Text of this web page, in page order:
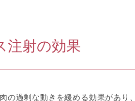
注射の効果
の過剰な動きを緩める効果があ